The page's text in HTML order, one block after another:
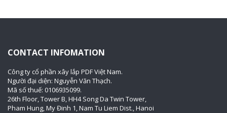
CONTACT INFOMATION
Công ty cổ phần xây lắp PDF Việt Nam.
Người đại diện: Nguyễn Văn Thạch.
Mã số thuế: 0106935099.
26th Floor, Tower B, HH4 Song Da Twin Tower,
Pham Hung, My Đinh 1, Nam Tu Liem Dist., Hanoi